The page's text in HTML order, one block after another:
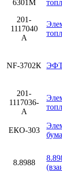
6301М
201-
1117040
А
NF-3702К ЭФТ
201-
1117036-
А
ЕКО-303
8.8988